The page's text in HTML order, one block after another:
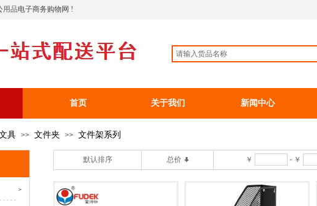
用品电子商务购物网 !
首页 关于我们 新闻中心
具 >> 文件夹 >> 文件架系列
>
默认排序 总价 ￥ - ￥